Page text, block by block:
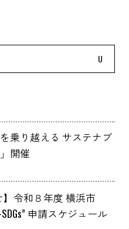
える サステナブ
開催
】令和８年度 横浜市
SDGs” 申請スケジュール